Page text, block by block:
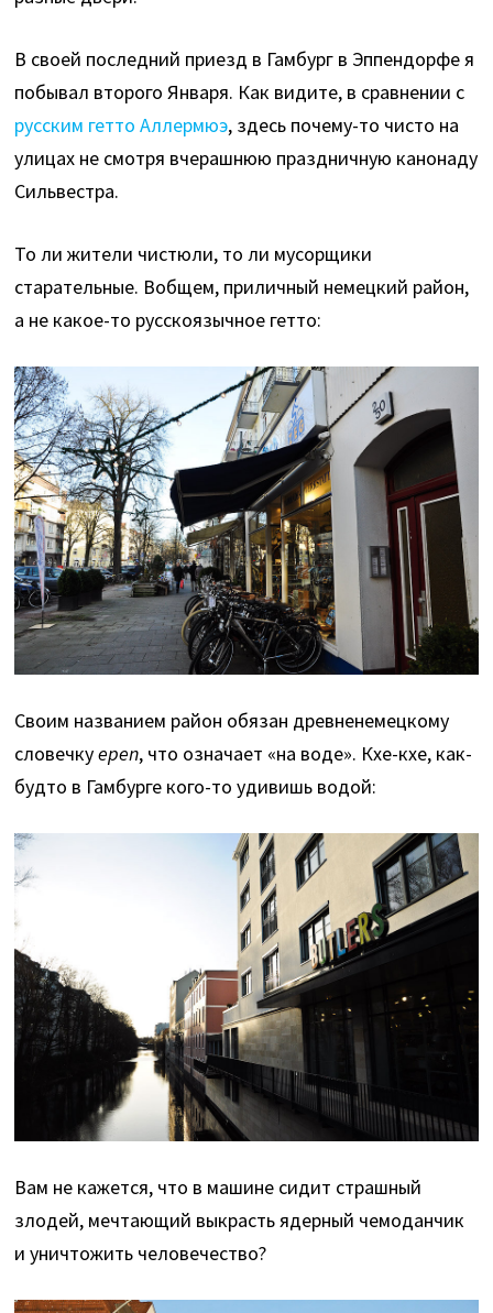
В своей последний приезд в Гамбург в Эппендорфе я
побывал второго Января. Как видите, в сравнении с
русским гетто Аллермюэ, здесь почему-то чисто на
улицах не смотря вчерашнюю праздничную канонаду
Сильвестра.
То ли жители чистюли, то ли мусорщики
старательные. Вобщем, приличный немецкий район,
а не какое-то русскоязычное гетто:
Своим названием район обязан древненемецкому
словечкуepen, что означает «на воде». Кхе-кхе, как-
будто в Гамбурге кого-то удивишь водой:
Вам не кажется, что в машине сидит страшный
злодей, мечтающий выкрасть ядерный чемоданчик
и уничтожить человечество?